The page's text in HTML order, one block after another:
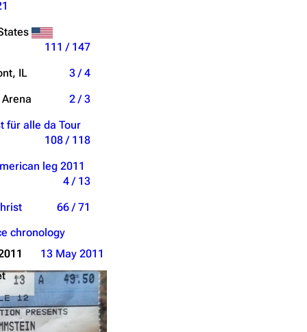
111 / 147
IL
3 / 4
2 / 3
für alle da Tour
108 / 118
leg 2011
4 / 13
66 / 71
chronology
13 May 2011